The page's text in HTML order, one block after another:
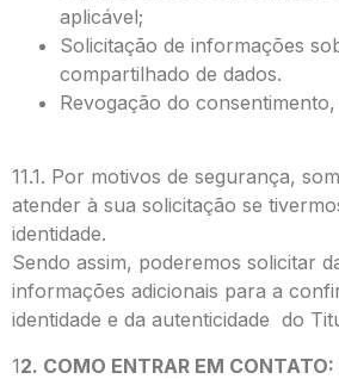
aplicável;
Solicitação de informações
compartilhado de dados.
Revogação do
11.1. Por motivos de segurança,
atender à sua solicitação se
identidade.
Sendo assim, poderemos solicitar
informações adicionais para a
identidade e da autenticidade do
12. COMO ENTRAR EM CONTATO: